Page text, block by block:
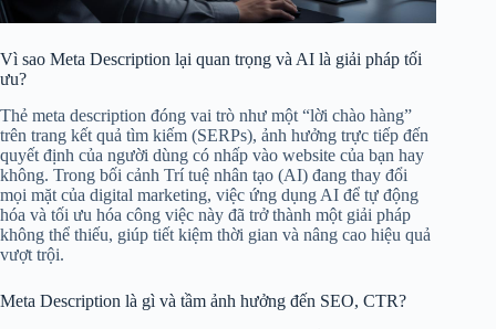
Vì sao Meta Description lại quan trọng và AI là giải pháp tối
ưu?
Thẻ meta description đóng vai trò như một “lời chào hàng”
trên trang kết quả tìm kiếm (SERPs), ảnh hưởng trực tiếp đến
quyết định của người dùng có nhấp vào website của bạn hay
không. Trong bối cảnh Trí tuệ nhân tạo (AI) đang thay đổi
mọi mặt của digital marketing, việc ứng dụng AI để tự động
hóa và tối ưu hóa công việc này đã trở thành một giải pháp
không thể thiếu, giúp tiết kiệm thời gian và nâng cao hiệu quả
vượt trội.
Meta Description là gì và tầm ảnh hưởng đến SEO, CTR?